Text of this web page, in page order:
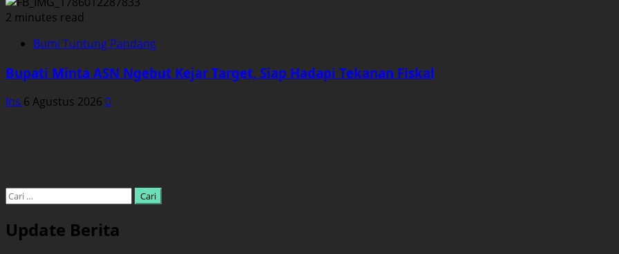
2 minutes read
Bumi Tuntung Pandang
Bupati Minta ASN Ngebut Kejar Target, Siap Hadapi Tekanan Fiskal
Ins 6 Agustus 2026 0
Cari
Update Berita